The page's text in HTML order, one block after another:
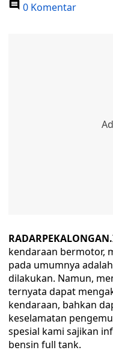
0 Komentar
kendaraan bermotor,
pada umumnya
dilakukan. Namun,
ternyata dapat
kendaraan, bahkan
keselamatan
spesial kami sajikan
bensin full tank.